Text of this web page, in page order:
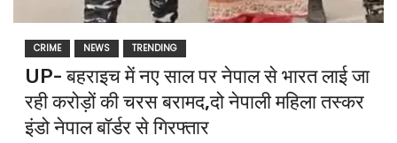
CRIME NEWS TRENDING
UP- बहराइच में नए साल पर नेपाल से भारत लाई जा
रही करोड़ों की चरस बरामद,दो नेपाली महिला तस्कर
इंडो नेपाल बॉर्डर से गिरफ्तार